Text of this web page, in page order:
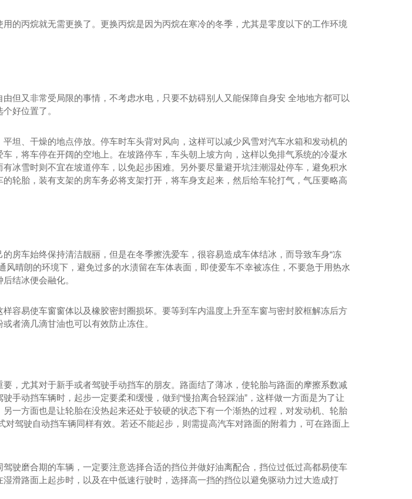
的丙烷就无需更换了。更换丙烷是因为丙烷在寒冷的冬季，尤其是零度以下的工作环境
但又非常受局限的事情，不考虑水电，只要不妨碍别人又能保障自身安 全地地方都可以
好位置了。
坦、干燥的地点停放。停车时车头背对风向，这样可以减少风雪对汽车水箱和发动机的
，将车停在开阔的空地上。在坡路停车，车头朝上坡方向，这样以免排气系统的冷凝水
冰雪时则不宜在坡道停车，以免起步困难。另外要尽量避开坑洼潮湿处停车，避免积水
轮胎，装有支架的房车务必将支架打开，将车身支起来，然后给车轮打气，气压要略高
房车始终保持清洁靓丽，但是在冬季擦洗爱车，很容易造成车体结冰，而导致车身“冻
风晴朗的环境下，避免过多的水渍留在车体表面，即使爱车不幸被冻住，不要急于用热水
结冰便会融化。
容易使车窗窗体以及橡胶密封圈损坏。要等到车内温度上升至车窗与密封胶框解冻后方
者滴几滴甘油也可以有效防止冻住。
，尤其对于新手或者驾驶手动挡车的朋友。路面结了薄冰，使轮胎与路面的摩擦系数减
手动挡车辆时，起步一定要柔和缓慢，做到“慢抬离合轻踩油”，这样做一方面是为了让
一方面也是让轮胎在没热起来还处于较硬的状态下有一个渐热的过程，对发动机、轮胎
对驾驶自动挡车辆同样有效。若还不能起步，则需提高汽车对路面的附着力，可在路面上
驶磨合期的车辆，一定要注意选择合适的挡位并做好油离配合，挡位过低过高都易使车
滑路面上起步时，以及在中低速行驶时，选择高一挡的挡位以避免驱动力过大造成打